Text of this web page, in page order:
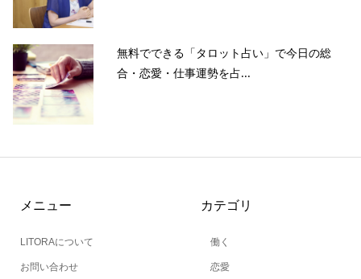
無料でできる「タロット占い」で今日の総
合・恋愛・仕事運勢を占...
メニュー
LITORAについて
お問い合わせ
カテゴリ
働く
恋愛